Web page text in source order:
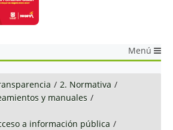
Menú
/ 2. Normativa /
y manuales /
a información pública /